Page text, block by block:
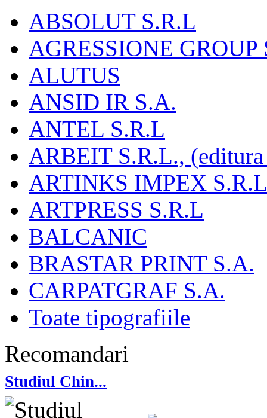
ABSOLUT S.R.L
AGRESSIONE GROUP
ALUTUS
ANSID IR S.A.
ANTEL S.R.L
ARBEIT S.R.L.,
ARTINKS IMPEX
ARTPRESS S.R.L
BALCANIC
BRASTAR PRINT S.A.
CARPATGRAF S.A.
Toate tipografiile
Recomandari
Studiul Chin...